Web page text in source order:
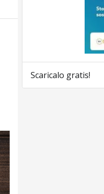
Scaricalo gratis!